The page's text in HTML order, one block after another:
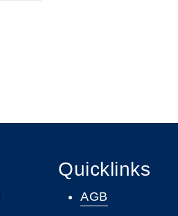
Quicklinks
AGB